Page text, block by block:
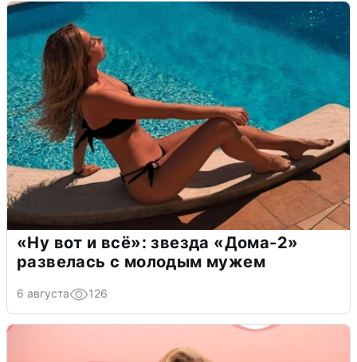
«Ну вот и всё»: звезда «Дома-2»
развелась с молодым мужем
6 августа 126